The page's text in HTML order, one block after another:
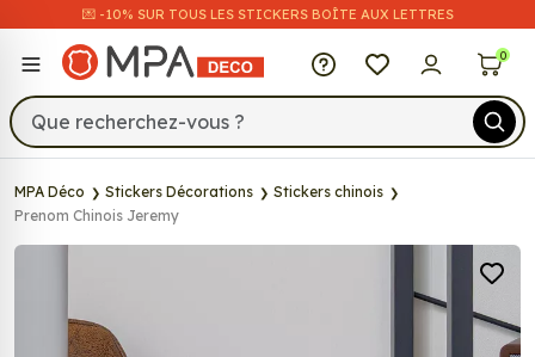
💌​ -10% SUR TOUS LES STICKERS BOÎTE AUX LETTRES
MPA Déco 0
MPA Déco Stickers Décorations
Stickers chinois
Prenom Chinois Jeremy